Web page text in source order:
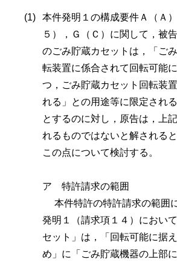
本件発明１の構成要件Ａ（Ａ
５），Ｇ（Ｃ）に関して，被
のごみ貯蔵カセットは，「ご
転装置に係合されて回転可能
つ，ごみ貯蔵カセット回転装
れる」との用途等に限定され
とするのに対し，原告は，上
れるものではないと解される
この点について検討する。
ア 特許請求の範囲
本件特許の特許請求の範囲
発明１（請求項１４）におい
セット」は，「回転可能に据
め」に「ごみ貯蔵機器の上部